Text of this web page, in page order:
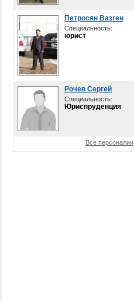
Петросян Вазген
Специальность:
юрист
Рочев Сергей
Специальность:
Юриспруденция
Все персоналии